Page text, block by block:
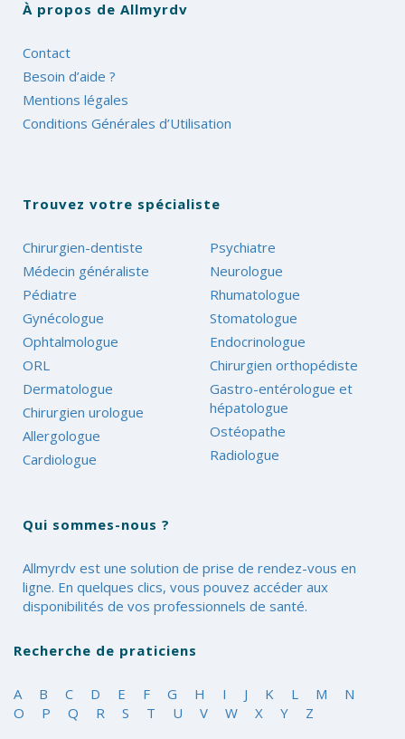
À propos de Allmyrdv
Contact
Besoin d’aide ?
Mentions légales
Conditions Générales d’Utilisation
Trouvez votre spécialiste
Chirurgien-dentiste
Médecin généraliste
Pédiatre
Gynécologue
Ophtalmologue
ORL
Dermatologue
Chirurgien urologue
Allergologue
Cardiologue
Psychiatre
Neurologue
Rhumatologue
Stomatologue
Endocrinologue
Chirurgien orthopédiste
Gastro-entérologue et
hépatologue
Ostéopathe
Radiologue
Qui sommes-nous ?
Allmyrdv est une solution de prise de rendez-vous en
ligne. En quelques clics, vous pouvez accéder aux
disponibilités de vos professionnels de santé.
Recherche de praticiens
A B C D E F G H I J K L M
N
O
P Q R S T U V W X Y Z